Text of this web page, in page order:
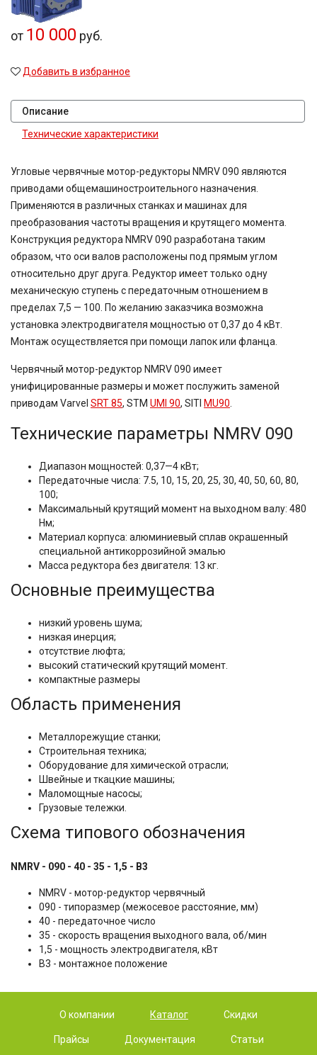
от 10 000 руб.
Добавить в избранное
Описание
Технические характеристики
Угловые червячные мотор-редукторы NMRV 090 являются
приводами общемашиностроительного назначения.
Применяются в различных станках и машинах для
преобразования частоты вращения и крутящего момента.
Конструкция редуктора NMRV 090 разработана таким
образом, что оси валов расположены под прямым углом
относительно друг друга. Редуктор имеет только одну
механическую ступень с передаточным отношением в
пределах 7,5 — 100. По желанию заказчика возможна
установка электродвигателя мощностью от 0,37 до 4 кВт.
Монтаж осуществляется при помощи лапок или фланца.
Червячный мотор-редуктор NMRV 090 имеет
унифицированные размеры и может послужить заменой
приводам Varvel SRT 85, STM UMI 90, SITI MU90
Технические параметры NMRV 090
Диапазон мощностей: 0,37—4 кВт;
Передаточные числа: 7.5, 10, 15, 20, 25, 30, 40, 50, 60, 80,
100;
Максимальный крутящий момент на выходном валу: 480
Нм;
Материал корпуса: алюминиевый сплав окрашенный
специальной антикоррозийной эмалью
Масса редуктора без двигателя: 13 кг.
Основные преимущества
низкий уровень шума;
низкая инерция;
отсутствие люфта;
высокий статический крутящий момент.
компактные размеры
Область применения
Металлорежущие станки;
Строительная техника;
Оборудование для химической отрасли;
Швейные и ткацкие машины;
Маломощные насосы;
Грузовые тележки.
Схема типового обозначения
NMRV - 090 - 40 - 35 - 1,5 - B3
NMRV - мотор-редуктор червячный
090 - типоразмер (межосевое расстояние, мм)
40 - передаточное число
35 - скорость вращения выходного вала, об/мин
1,5 - мощность электродвигателя, кВт
B3 - монтажное положение
О компании Каталог Скидки
Прайсы Документация Статьи